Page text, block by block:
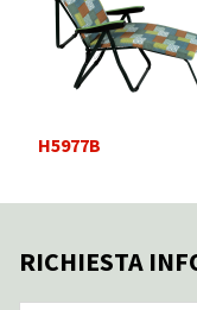
H5977B
RICHIESTA